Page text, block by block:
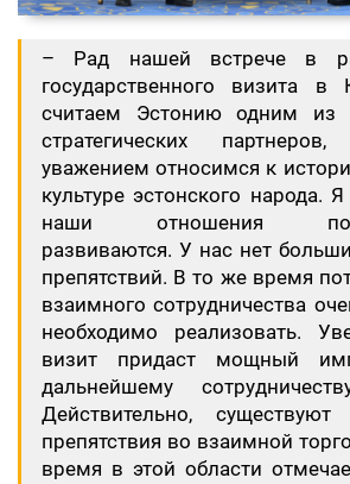
– Рад нашей встрече в
государственного визита в
считаем Эстонию одним из
стратегических
уважением относимся к
культуре эстонского народа.
наши отношения
развиваются. У нас нет
препятствий. В то же время
взаимного сотрудничества
необходимо реализовать.
визит придаст мощный
дальнейшему
Действительно, существуют
препятствия во взаимной
время в этой области